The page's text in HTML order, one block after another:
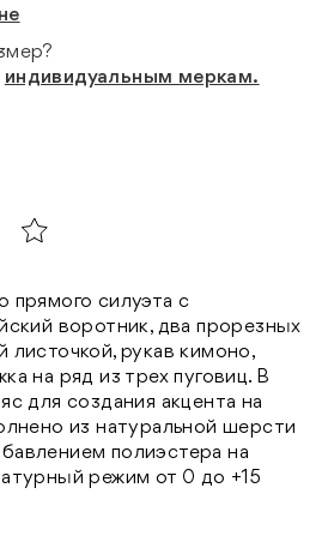
индивидуальным меркам.
прямого силуэта с
воротник, два прорезных
листочкой, рукав кимоно,
на ряд из трех пуговиц. В
для создания акцента на
из натуральной шерсти
полиэстера на
режим от 0 до +15